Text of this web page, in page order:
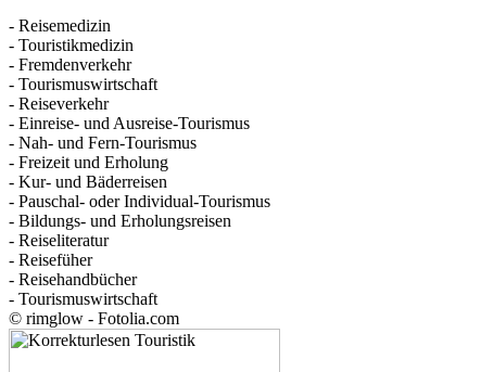
- Reisemedizin
- Touristikmedizin
- Fremdenverkehr
- Tourismuswirtschaft
- Reiseverkehr
- Einreise- und Ausreise-Tourismus
- Nah- und Fern-Tourismus
- Freizeit und Erholung
- Kur- und Bäderreisen
- Pauschal- oder Individual-Tourismus
- Bildungs- und Erholungsreisen
- Reiseliteratur
- Reisefüher
- Reisehandbücher
- Tourismuswirtschaft
© rimglow - Fotolia.com